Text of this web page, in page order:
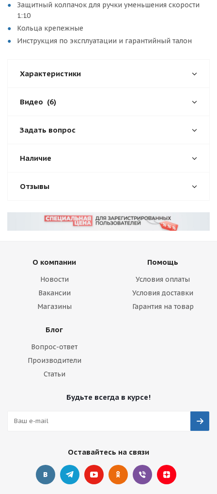
Защитный колпачок для ручки уменьшения скорости
1:10
Кольца крепежные
Инструкция по эксплуатации и гарантийный талон
Характеристики
Видео (6)
Задать вопрос
Наличие
Отзывы
О компании
Новости
Вакансии
Магазины
Помощь
Условия оплаты
Условия доставки
Гарантия на товар
Блог
Вопрос-ответ
Производители
Статьи
Будьте всегда в курсе!
Оставайтесь на связи